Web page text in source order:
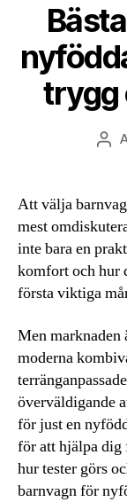
trygg
Att välja
mest
inte bara en
komfort och hur
första viktiga
Men
moderna
överväldigande
för just en
för att hjälpa dig
hur tester görs
barnvagn för